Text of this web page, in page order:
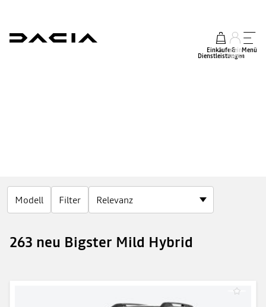
Einkäufe &
Dienstleistungen
mein
Konto
Menü
Modell Filter
263 neu Bigster Mild Hybrid